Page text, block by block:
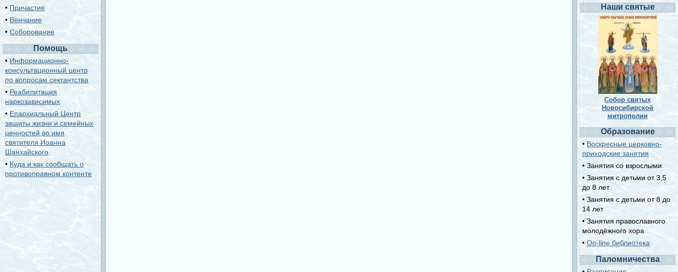
• Причастие
• Венчание
• Соборование
Помощь
• Информационно-
консультационный центр
по вопросам сектантства
•Реабилитация
наркозависимых
•Епархиальный Центр
защиты жизни и семейных
ценностей во имя
святителя Иоанна
Шанхайского
• Куда и как сообщать о
противоправном контенте
Наши святые
Собор святых
Новосибирской
митрополии
Образование
• Воскресные церковно-
приходские занятия
• Занятия со взрослыми
• Занятия с детьми от 3,5
до 8 лет
• Занятия с детьми от 8 до
14 лет
• Занятия православного
молодёжного хора
• On-line библиотека
Паломничества